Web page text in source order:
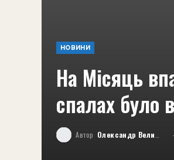
НОВИНИ
На Місяць
спалах було
Автор Олександр Великий